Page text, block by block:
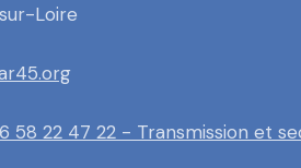
Loire
58 22 47 22 - Transmission et